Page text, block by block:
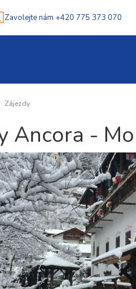
Zavolejte nám +420 775 373 070
Zájezdy
Ancora -